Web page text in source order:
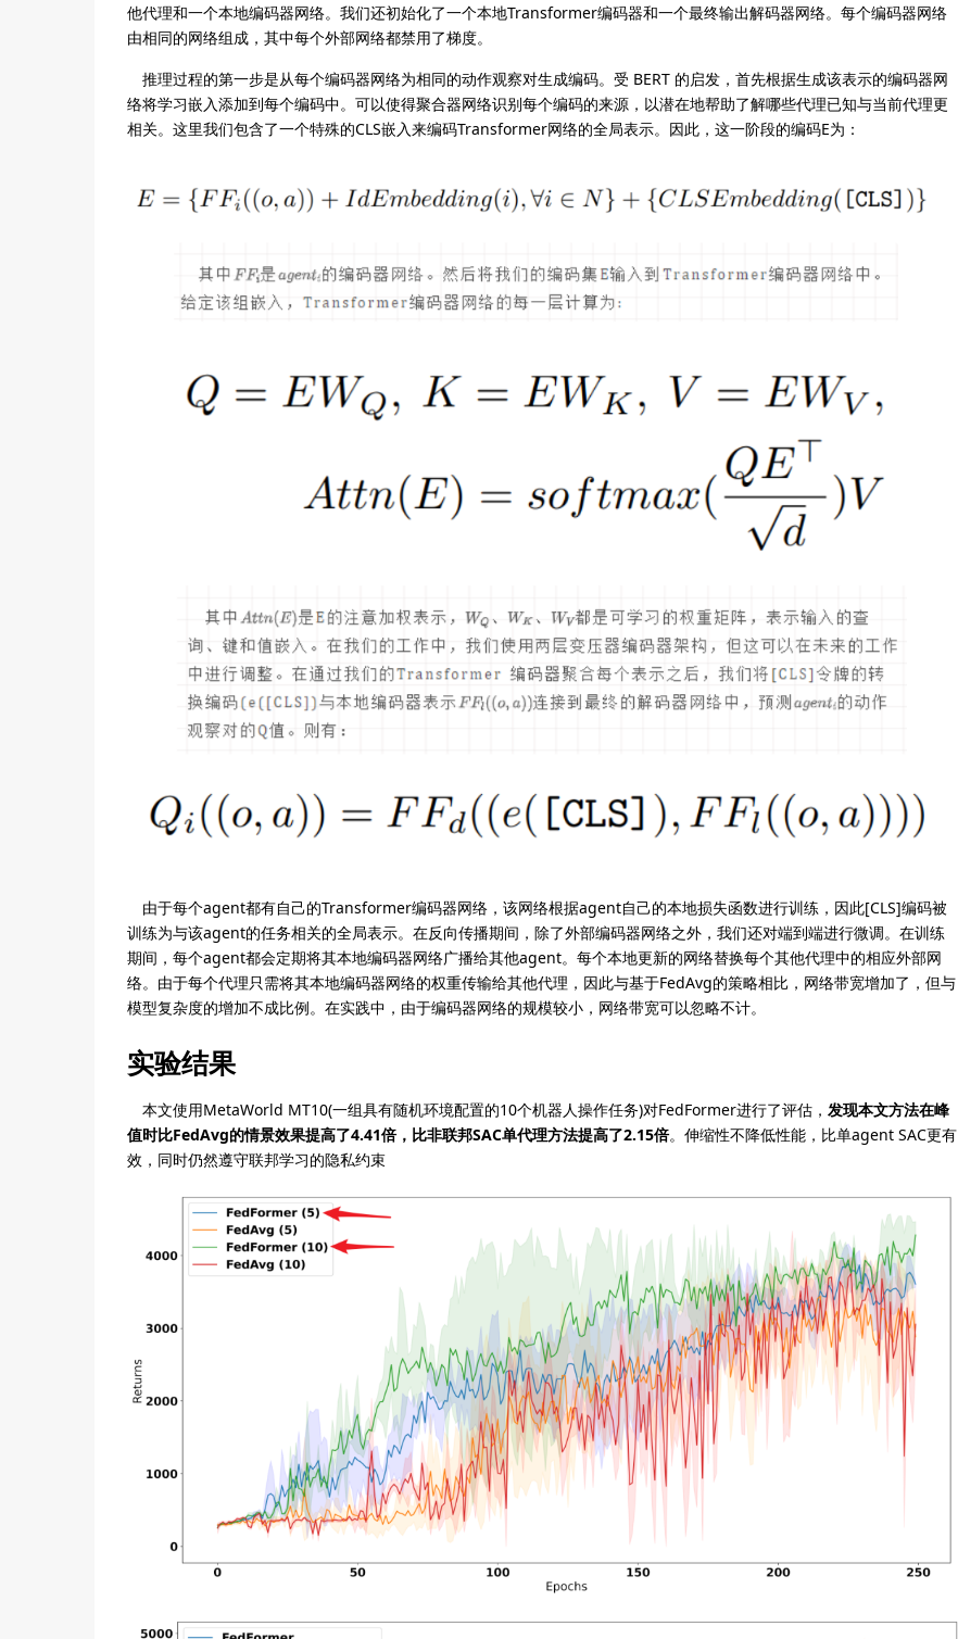
他代理和一个本地编码器网络。我们还初始化了一个本地Transformer编码器和一个最终输出解码器网络。每个编码器网络
由相同的网络组成，其中每个外部网络都禁用了梯度。
推理过程的第一步是从每个编码器网络为相同的动作观察对生成编码。受 BERT 的启发，首先根据生成该表示的编码器网
络将学习嵌入添加到每个编码中。可以使得聚合器网络识别每个编码的来源，以潜在地帮助了解哪些代理已知与当前代理更
相关。这里我们包含了一个特殊的CLS嵌入来编码Transformer网络的全局表示。因此，这一阶段的编码E为：
由于每个agent都有自己的Transformer编码器网络，该网络根据agent自己的本地损失函数进行训练，因此[CLS]编码被
训练为与该agent的任务相关的全局表示。在反向传播期间，除了外部编码器网络之外，我们还对端到端进行微调。在训练
期间，每个agent都会定期将其本地编码器网络广播给其他agent。每个本地更新的网络替换每个其他代理中的相应外部网
络。由于每个代理只需将其本地编码器网络的权重传输给其他代理，因此与基于FedAvg的策略相比，网络带宽增加了，但与
模型复杂度的增加不成比例。在实践中，由于编码器网络的规模较小，网络带宽可以忽略不计。
实验结果
本文使用MetaWorld MT10(一组具有随机环境配置的10个机器人操作任务)对FedFormer进行了评估， 发现本文方法在峰
值时比FedAvg的情景效果提高了4.41倍，比非联邦SAC单代理方法提高了2.15倍。伸缩性不降低性能，比单agent SAC更有
效，同时仍然遵守联邦学习的隐私约束